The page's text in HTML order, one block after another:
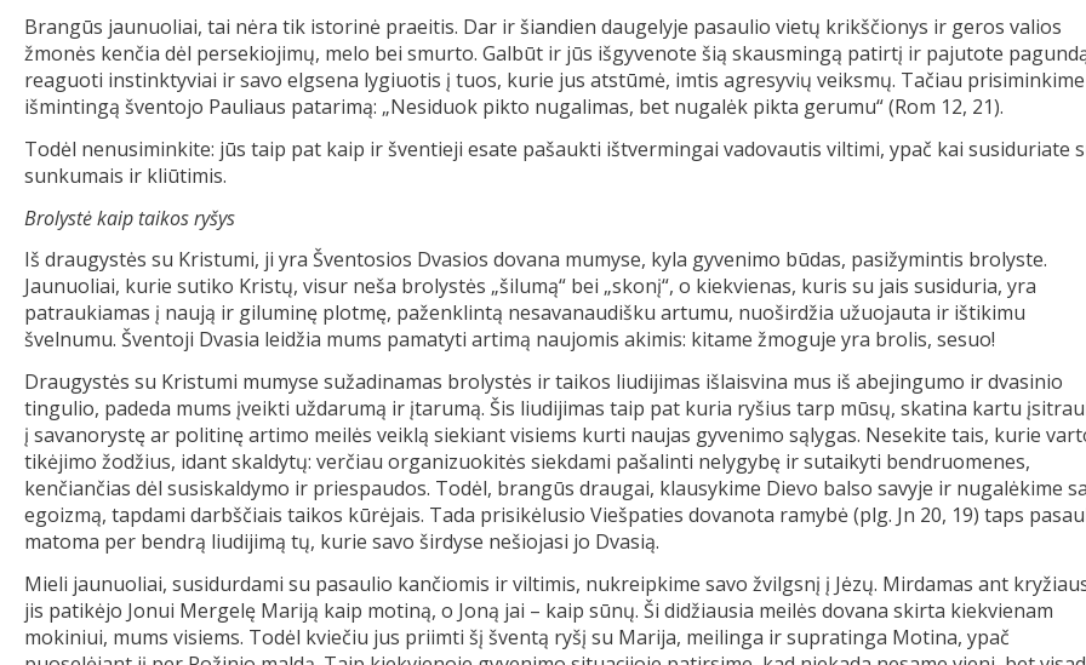
Brangūs jaunuoliai, tai nėra tik istorinė praeitis. Dar ir šiandien daugelyje pasaulio vietų krikščionys ir geros valios
žmonės kenčia dėl persekiojimų, melo bei smurto. Galbūt ir jūs išgyvenote šią skausmingą patirtį ir pajutote
reaguoti instinktyviai ir savo elgsena lygiuotis į tuos, kurie jus atstūmė, imtis agresyvių veiksmų. Tačiau prisiminkime
išmintingą šventojo Pauliaus patarimą: „Nesiduok pikto nugalimas, bet nugalėk pikta gerumu“ (Rom 12, 21).
Todėl nenusiminkite: jūs taip pat kaip ir šventieji esate pašaukti ištvermingai vadovautis viltimi, ypač kai susiduriate
sunkumais ir kliūtimis.
Brolystė kaip taikos ryšys
Iš draugystės su Kristumi, ji yra Šventosios Dvasios dovana mumyse, kyla gyvenimo būdas, pasižymintis brolyste.
Jaunuoliai, kurie sutiko Kristų, visur neša brolystės „šilumą“ bei „skonį“, o kiekvienas, kuris su jais susiduria, yra
patraukiamas į naują ir giluminę plotmę, paženklintą nesavanaudišku artumu, nuoširdžia užuojauta ir ištikimu
švelnumu. Šventoji Dvasia leidžia mums pamatyti artimą naujomis akimis: kitame žmoguje yra brolis, sesuo!
Draugystės su Kristumi mumyse sužadinamas brolystės ir taikos liudijimas išlaisvina mus iš abejingumo ir dvasinio
tingulio, padeda mums įveikti uždarumą ir įtarumą. Šis liudijimas taip pat kuria ryšius tarp mūsų, skatina kartu
į savanorystę ar politinę artimo meilės veiklą siekiant visiems kurti naujas gyvenimo sąlygas. Nesekite tais, kurie
tikėjimo žodžius, idant skaldytų: verčiau organizuokitės siekdami pašalinti nelygybę ir sutaikyti bendruomenes,
kenčiančias dėl susiskaldymo ir priespaudos. Todėl, brangūs draugai, klausykime Dievo balso savyje ir nugalėkime
egoizmą, tapdami darbščiais taikos kūrėjais. Tada prisikėlusio Viešpaties dovanota ramybė (plg. Jn 20, 19) taps
matoma per bendrą liudijimą tų, kurie savo širdyse nešiojasi jo Dvasią.
Mieli jaunuoliai, susidurdami su pasaulio kančiomis ir viltimis, nukreipkime savo žvilgsnį į Jėzų. Mirdamas ant
jis patikėjo Jonui Mergelę Mariją kaip motiną, o Joną jai – kaip sūnų. Ši didžiausia meilės dovana skirta kiekvienam
mokiniui, mums visiems. Todėl kviečiu jus priimti šį šventą ryšį su Marija, meilinga ir supratinga Motina, ypač